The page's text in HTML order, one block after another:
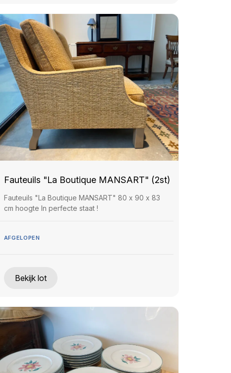
Fauteuils "La Boutique MANSART" (2st)
Fauteuils "La Boutique MANSART" 80 x 90 x 83
cm hoogte In perfecte staat !
AFGELOPEN
Bekijk lot